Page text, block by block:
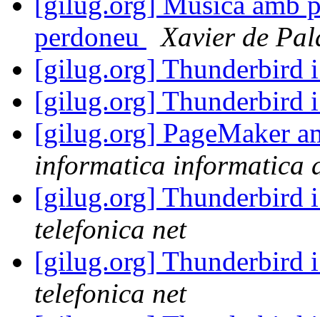
perdoneu
Xavier de
[gilug.org] Thunderbird
[gilug.org] Thunderbird
[gilug.org] PageMaker
informatica informatica
[gilug.org] Thunderbird
telefonica net
[gilug.org] Thunderbird
telefonica net